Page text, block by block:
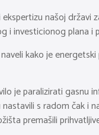
našoj
i investicionog plana
kako je
je paralizirati gasnu
s radom čak
premašili